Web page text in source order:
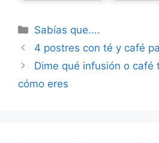
Categories
Sabías que....
4 postres con té y café
Dime qué infusión o café
cómo eres